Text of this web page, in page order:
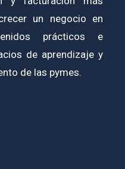
un negocio en
prácticos e
de aprendizaje y
de las pymes.